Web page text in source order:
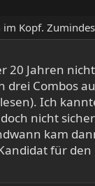
Kopf.
Jahren
Combos
Ich
nicht
kam
für